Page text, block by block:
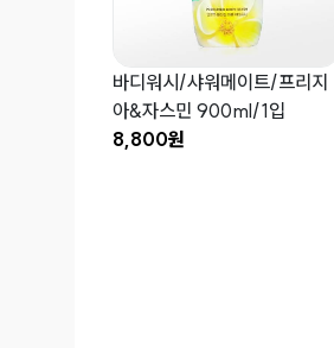
바디워시/샤워메이트/프리지
아&자스민 900ml/1입
8,800원